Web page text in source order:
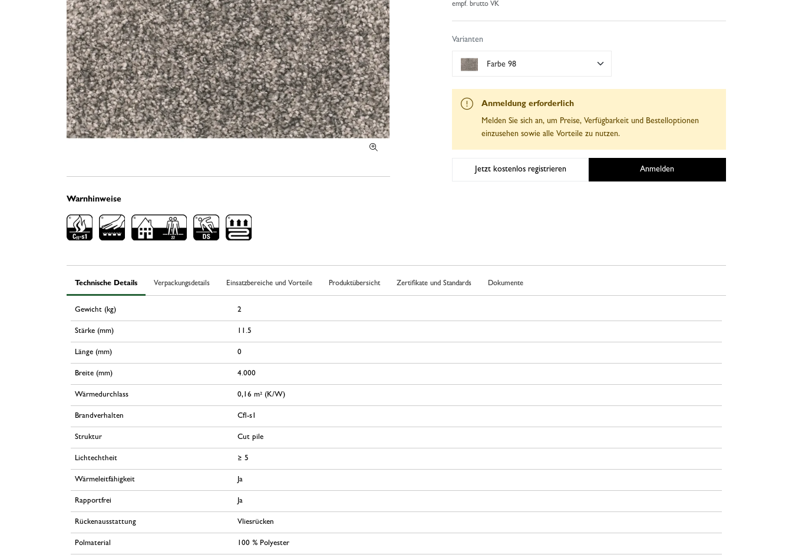
Warnhinweise
empf. brutto VK
Varianten
Farbe 98
Anmeldung erforderlich
Melden Sie sich an, um Preise, Verfügbarkeit und Bestelloptionen
einzusehen sowie alle Vorteile zu nutzen.
Jetzt kostenlos registrieren Anmelden
Technische Details Verpackungsdetails Einsatzbereiche und Vorteile Produktübersicht Zertifikate und Standards Dokumente
Gewicht (kg) 2
Stärke (mm) 11.5
Länge (mm) 0
Breite (mm) 4.000
Wärmedurchlass 0,16 m² (K/W)
Brandverhalten Cfl-s1
Struktur Cut pile
Lichtechtheit ≥ 5
Wärmeleitfähigkeit Ja
Rapportfrei Ja
Rückenausstattung Vliesrücken
Polmaterial 100 % Polyester